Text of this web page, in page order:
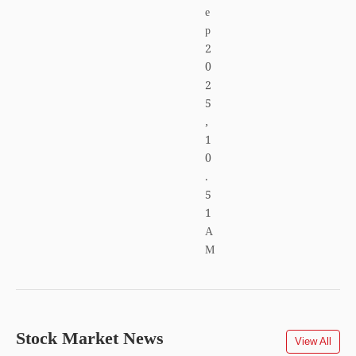
e
p
2
0
2
5
,
1
0
.
5
1
A
M
Stock Market News View All